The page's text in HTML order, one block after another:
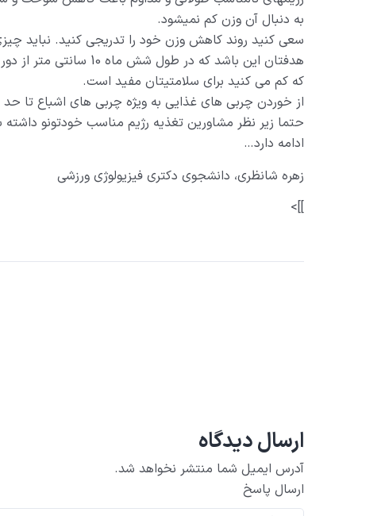
به دنبال آن وزن کم نمیشود.
سعی کنید روند کاهش وزن خود را تدریجی کنید. نباید
هدفتان این باشد که در
که کم می کنید برای سلامتیتان مفید است.
از خوردن چربی های غذایی به ویژه چربی های اشباع تا
حتما زیر نظر مشاورین تغذیه رژیم مناسب خودتونو داشته
ادامه دارد…
زهره شانظری، دانشجوی دکتری فیزیولوژی ورزشی
]]>
ارسال دیدگاه
آدرس ایمیل شما منتشر نخواهد شد.
ارسال پاسخ